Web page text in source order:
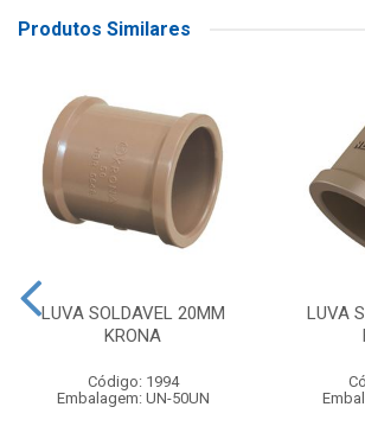
Produtos Similares
LUVA SOLDAVEL 20MM
KRONA
Código: 1994
Embalagem: UN-50UN
LUVA